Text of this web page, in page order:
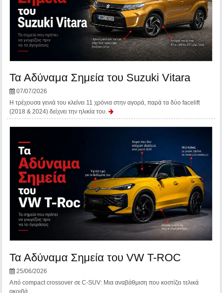
Τα Αδύναμα Σημεία του Suzuki Vitara
07/07/2026
H τρέχουσα γενιά του κλείνει 11 χρόνια στην αγορά, παρά τα δύο facelift
(2018 & 2024) δείχνει την ηλικία του.
Τα Αδύναμα Σημεία του VW T-ROC
25/06/2026
Από compact crossover σε C-SUV: Μια αναβάθμιση που κοστίζει τελικά
ακριβά.